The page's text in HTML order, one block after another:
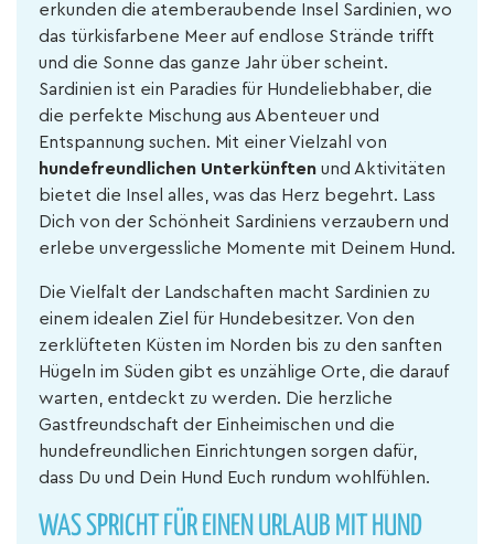
erkunden die atemberaubende Insel Sardinien, wo
das türkisfarbene Meer auf endlose Strände trifft
und die Sonne das ganze Jahr über scheint.
Sardinien ist ein Paradies für Hundeliebhaber, die
die perfekte Mischung aus Abenteuer und
Entspannung suchen. Mit einer Vielzahl von
hundefreundlichen Unterkünften und Aktivitäten
bietet die Insel alles, was das Herz begehrt. Lass
Dich von der Schönheit Sardiniens verzaubern und
erlebe unvergessliche Momente mit Deinem Hund.
Die Vielfalt der Landschaften macht Sardinien zu
einem idealen Ziel für Hundebesitzer. Von den
zerklüfteten Küsten im Norden bis zu den sanften
Hügeln im Süden gibt es unzählige Orte, die darauf
warten, entdeckt zu werden. Die herzliche
Gastfreundschaft der Einheimischen und die
hundefreundlichen Einrichtungen sorgen dafür,
dass Du und Dein Hund Euch rundum wohlfühlen.
WAS SPRICHT FÜR EINEN URLAUB MIT HUND